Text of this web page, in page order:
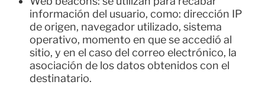
información del usuario, como: dirección IP
de origen, navegador utilizado, sistema
operativo, momento en que se accedió al
sitio, y en el caso del correo electrónico, la
asociación de los datos obtenidos con el
destinatario.